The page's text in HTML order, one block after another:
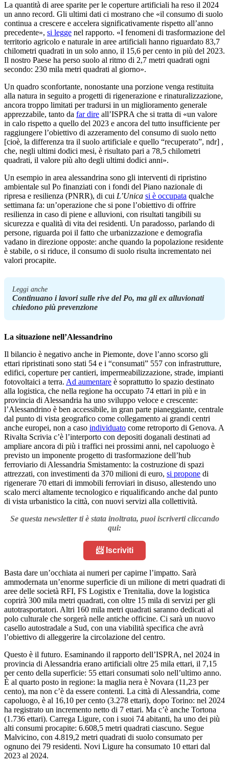
La quantità di aree sparite per le coperture artificiali ha reso il 2024
un anno record. Gli ultimi dati ci mostrano che «il consumo di suolo
continua a crescere e accelera significativamente rispetto all’anno
precedente», si legge nel rapporto. «I fenomeni di trasformazione del
territorio agricolo e naturale in aree artificiali hanno riguardato 83,7
chilometri quadrati in un solo anno, il 15,6 per cento in più del 2023.
Il nostro Paese ha perso suolo al ritmo di 2,7 metri quadrati ogni
secondo: 230 mila metri quadrati al giorno».
Un quadro sconfortante, nonostante una porzione venga restituita
alla natura in seguito a progetti di rigenerazione e rinaturalizzazione,
ancora troppo limitati per tradursi in un miglioramento generale
apprezzabile, tanto da far dire all’ISPRA che si tratta di «un valore
in calo rispetto a quello del 2023 e ancora del tutto insufficiente per
raggiungere l’obiettivo di azzeramento del consumo di suolo netto
[cioè, la differenza tra il suolo artificiale e quello “recuperato”, ndr] ,
che, negli ultimi dodici mesi, è risultato pari a 78,5 chilometri
quadrati, il valore più alto degli ultimi dodici anni».
Un esempio in area alessandrina sono gli interventi di ripristino
ambientale sul Po finanziati con i fondi del Piano nazionale di
ripresa e resilienza (PNRR), di cui L’Unica si è occupata qualche
settimana fa: un’operazione che si pone l’obiettivo di offrire
resilienza in caso di piene e alluvioni, con risultati tangibili su
sicurezza e qualità di vita dei residenti. Un paradosso, parlando di
persone, riguarda poi il fatto che urbanizzazione e demografia
vadano in direzione opposte: anche quando la popolazione residente
è stabile, o si riduce, il consumo di suolo risulta incrementato nei
valori procapite.
Leggi anche
Continuano i lavori sulle rive del Po, ma gli ex alluvionati
chiedono più prevenzione
La situazione nell’Alessandrino
Il bilancio è negativo anche in Piemonte, dove l’anno scorso gli
ettari ripristinati sono stati 54 e i “consumati” 557 con infrastrutture,
edifici, coperture per cantieri, impermeabilizzazione, strade, impianti
fotovoltaici a terra. Ad aumentare è soprattutto lo spazio destinato
alla logistica, che nella regione ha occupato 74 ettari in più e in
provincia di Alessandria ha uno sviluppo veloce e crescente:
l’Alessandrino è ben accessibile, in gran parte pianeggiante, centrale
dal punto di vista geografico come collegamento ai grandi centri
anche europei, non a caso individuato come retroporto di Genova. A
Rivalta Scrivia c’è l’interporto con depositi doganali destinati ad
ampliare ancora di più i traffici nei prossimi anni, nel capoluogo è
previsto un imponente progetto di trasformazione dell’hub
ferroviario di Alessandria Smistamento: la costruzione di spazi
attrezzati, con investimenti da 370 milioni di euro, si propone di
rigenerare 70 ettari di immobili ferroviari in disuso, allestendo uno
scalo merci altamente tecnologico e riqualificando anche dal punto
di vista urbanistico la città, con nuovi servizi alla collettività.
Se questa newsletter ti è stata inoltrata, puoi iscriverti cliccando
qui:
📨 Iscriviti
Basta dare un’occhiata ai numeri per capirne l’impatto. Sarà
ammodernata un’enorme superficie di un milione di metri quadrati di
aree delle società RFI, FS Logistix e Trenitalia, dove la logistica
coprirà 300 mila metri quadrati, con oltre 15 mila di servizi per gli
autotrasportatori. Altri 160 mila metri quadrati saranno dedicati al
polo culturale che sorgerà nelle antiche officine. Ci sarà un nuovo
casello autostradale a Sud, con una viabilità specifica che avrà
l’obiettivo di alleggerire la circolazione del centro.
Questo è il futuro. Esaminando il rapporto dell’ISPRA, nel 2024 in
provincia di Alessandria erano artificiali oltre 25 mila ettari, il 7,15
per cento della superficie: 55 ettari consumati solo nell’ultimo anno.
È al quarto posto in regione: la maglia nera è Novara (11,23 per
cento), ma non c’è da essere contenti. La città di Alessandria, come
capoluogo, è al 16,10 per cento (3.278 ettari), dopo Torino: nel 2024
ha registrato un incremento netto di 7 ettari. Ma c’è anche Tortona
(1.736 ettari). Carrega Ligure, con i suoi 74 abitanti, ha uno dei più
alti consumi procapite: 6.608,5 metri quadrati ciascuno. Segue
Malvicino, con 4.819,2 metri quadrati di suolo consumato per
ognuno dei 79 residenti. Novi Ligure ha consumato 10 ettari dal
2023 al 2024.